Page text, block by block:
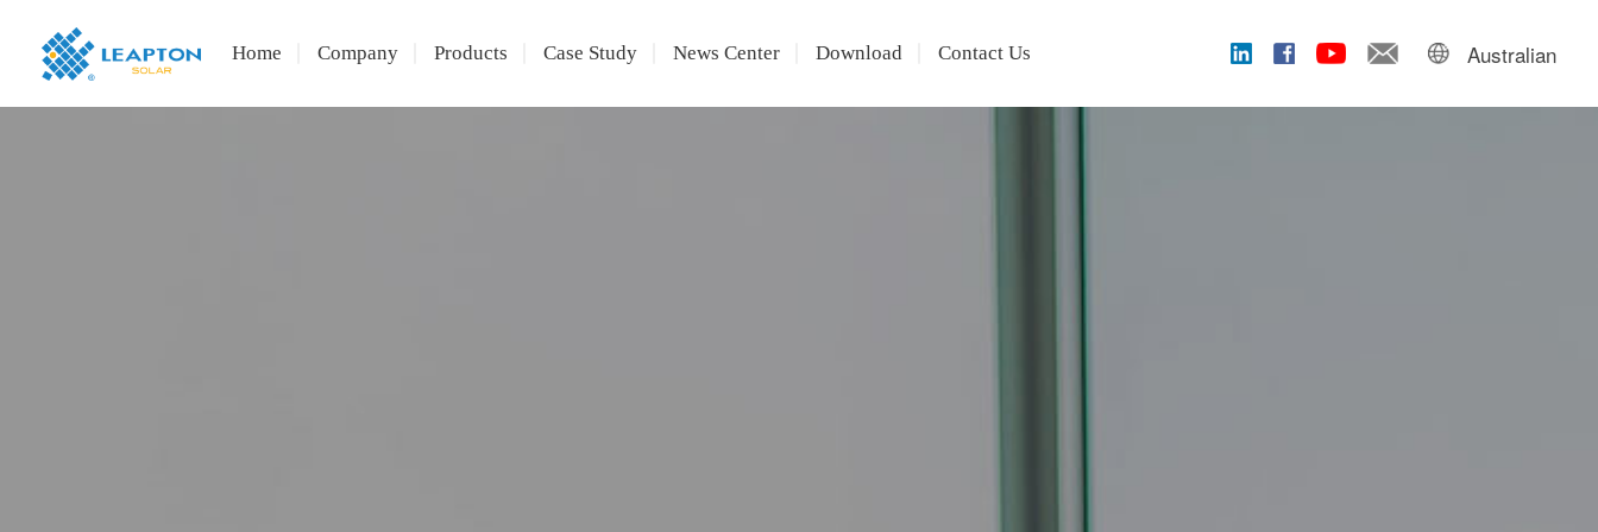
Home Company Products Case Study News Center Download Contact Us Australian